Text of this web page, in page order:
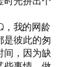
我的网龄
是彼此的匆
间，因为缺